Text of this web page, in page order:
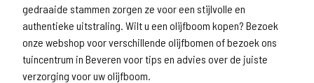
gedraaide stammen zorgen ze voor een stijlvolle en
authentieke uitstraling. Wilt u een olijfboom kopen? Bezoek
onze webshop voor verschillende olijfbomen of bezoek ons
tuincentrum in Beveren voor tips en advies over de juiste
verzorging voor uw olijfboom.